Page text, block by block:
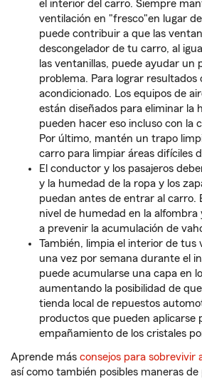
el interior del carro. Siempre
ventilación en "fresco"en lugar
puede contribuir a que las
descongelador de tu carro, al
las ventanillas, puede ayudar un
problema. Para lograr resultados
acondicionado. Los equipos de
están diseñados para eliminar la
pueden hacer eso incluso con la
Por último, mantén un trapo
carro para limpiar áreas difíciles
El conductor y los pasajeros
y la humedad de la ropa y los
puedan antes de entrar al carro.
nivel de humedad en la alfombra
a prevenir la acumulación de
También, limpia el interior de tus
una vez por semana durante el
puede acumularse una capa en
aumentando la posibilidad de
tienda local de repuestos
productos que pueden aplicarse
empañamiento de los cristales
Aprende más consejos para sobrevivir
así como también posibles maneras